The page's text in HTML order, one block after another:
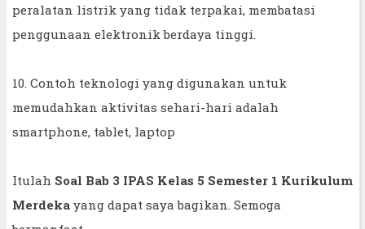
peralatan listrik yang tidak terpakai, membatasi
penggunaan elektronik berdaya tinggi.
10. Contoh teknologi yang digunakan untuk
memudahkan aktivitas sehari-hari adalah
smartphone, tablet, laptop
Itulah Soal Bab 3 IPAS Kelas 5 Semester 1 Kurikulum
Merdeka yang dapat saya bagikan. Semoga